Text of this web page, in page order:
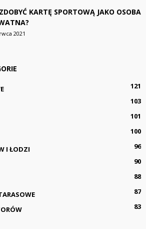
KARTĘ SPORTOWĄ JAKO OSOBA
2021
121
103
101
100
I ŁODZI
96
90
88
87
83